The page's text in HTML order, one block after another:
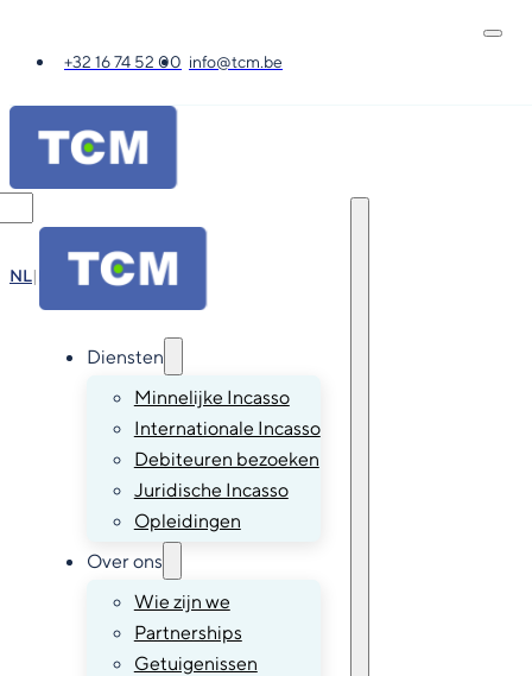
+32 16 74 52 00 info@tcm.be
NL| DE
Diensten
Minnelijke Incasso
Internationale Incasso
Debiteuren bezoeken
Juridische Incasso
Opleidingen
Over ons
Wie zijn we
Partnerships
Getuigenissen